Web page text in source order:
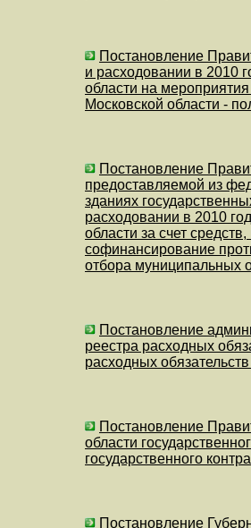
Постановление
и расходовании в 2010
области на
Московской области -
Постановление
предоставляемой из
зданиях
расходовании в 2010
области за счет
софинансирование
отбора муниципальных
Постановление
реестра расходных
расходных
Постановление
области
государственного
Постановление